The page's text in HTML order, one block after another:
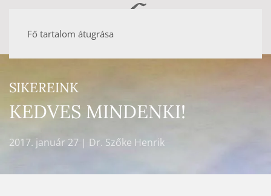
Fő tartalom átugrása
SIKEREINK
KEDVES MINDENKI!
2017. január 27 | Dr. Szőke Henrik